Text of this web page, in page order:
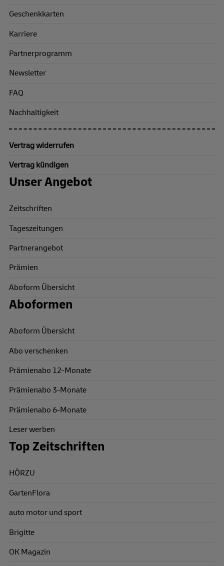
Geschenkkarten
Karriere
Partnerprogramm
Newsletter
FAQ
Nachhaltigkeit
Vertrag widerrufen
Vertrag kündigen
Unser Angebot
Zeitschriften
Tageszeitungen
Partnerangebot
Prämien
Aboform Übersicht
Aboformen
Aboform Übersicht
Abo verschenken
Prämienabo 12-Monate
Prämienabo 3-Monate
Prämienabo 6-Monate
Leser werben
Top Zeitschriften
HÖRZU
GartenFlora
auto motor und sport
Brigitte
OK Magazin